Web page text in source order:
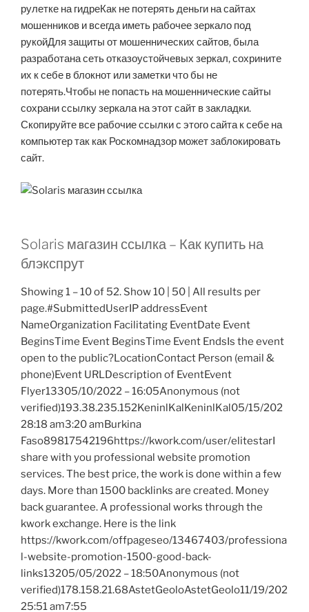
рулетке на гидреКак не потерять деньги на сайтах
мошенников и всегда иметь рабочее зеркало под
рукойДля защиты от мошеннических сайтов, была
разработана сеть отказоустойчевых зеркал, сохрините
их к себе в блокнот или заметки что бы не
потерять.Чтобы не попасть на мошеннические сайты
сохрани ссылку зеркала на этот сайт в закладки.
Скопируйте все рабочие ссылки с этого сайта к себе на
компьютер так как Роскомнадзор может заблокировать
сайт.
Solaris магазин ссылка – Как купить на
блэкспрут
Showing 1 – 10 of 52. Show 10 | 50 | All results per
page.#SubmittedUserIP addressEvent
NameOrganization Facilitating EventDate Event
BeginsTime Event BeginsTime Event EndsIs the event
open to the public?LocationContact Person (email &
phone)Event URLDescription of EventEvent
Flyer13305/10/2022 – 16:05Anonymous (not
verified)193.38.235.152KeninlKalKeninlKal05/15/202
28:18 am3:20 amBurkina
Faso89817542196https://kwork.com/user/elitestarI
share with you professional website promotion
services. The best price, the work is done within a few
days. More than 1500 backlinks are created. Money
back guarantee. A professional works through the
kwork exchange. Here is the link
https://kwork.com/offpageseo/13467403/professiona
l-website-promotion-1500-good-back-
links13205/05/2022 – 18:50Anonymous (not
verified)178.158.21.68AstetGeoloAstetGeolo11/19/202
25:51 am7:55